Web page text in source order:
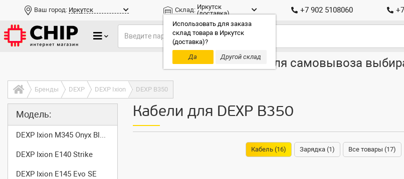
Ваш город: Иркутск Склад: Иркутск
(доставка)
Использовать для заказа
склад товара в Иркутск
(доставка)?
Да
Другой склад
+7 902 5108060
Только доставка, для самовывоза
Бренды DEXP DEXP Ixion DEXP B350
Модель:
DEXP Ixion M345 Onyx Black
DEXP Ixion E140 Strike
DEXP Ixion E145 Evo SE
Кабели для DEXP B350
Кабель (16) Зарядка (1) Все товары (17)